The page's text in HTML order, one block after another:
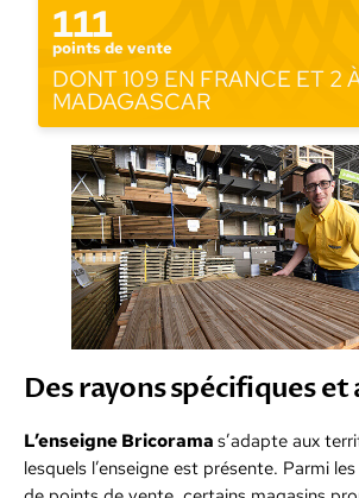
111
points de vente
DONT 109 EN FRANCE ET 2
MADAGASCAR
Des rayons spécifiques et
L’enseigne Bricorama s’adapte aux
lesquels l’enseigne est présente. Parmi